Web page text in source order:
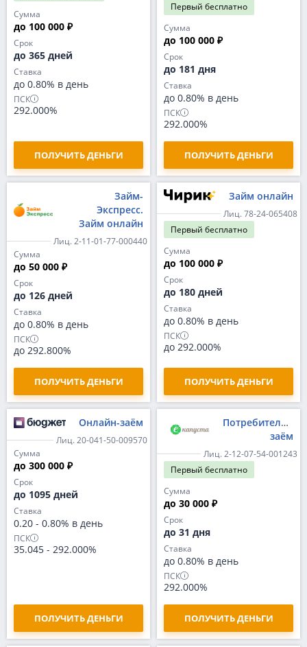
Сумма
до 100 000 ₽
Срок
до 365 дней
Ставка
до 0.80% в день
ПСК
292.000%
ПОЛУЧИТЬ ДЕНЬГИ
Первый бесплатно
Сумма
до 100 000 ₽
Срок
до 181 дня
Ставка
до 0.80% в день
ПСК
292.000%
ПОЛУЧИТЬ ДЕНЬГИ
Займ-
Экспресс.
Займ онлайн
Лиц. 2-11-01-77-000440
Сумма
до 50 000 ₽
Срок
до 126 дней
Ставка
до 0.80% в день
ПСК
до 292.800%
ПОЛУЧИТЬ ДЕНЬГИ
Займ онлайн
Лиц. 78-24-065408
Первый бесплатно
Сумма
до 100 000 ₽
Срок
до 180 дней
Ставка
до 0.80% в день
ПСК
до 292.000%
ПОЛУЧИТЬ ДЕНЬГИ
Онлайн-заём
Лиц. 20-041-50-009570
Сумма
до 300 000 ₽
Срок
до 1095 дней
Ставка
0.20 - 0.80% в день
ПСК
35.045 - 292.000%
ПОЛУЧИТЬ ДЕНЬГИ
заём
Лиц. 2-12-07-54-001243
Первый бесплатно
Сумма
до 30 000 ₽
Срок
до 31 дня
Ставка
до 0.80% в день
ПСК
292.000%
ПОЛУЧИТЬ ДЕНЬГИ